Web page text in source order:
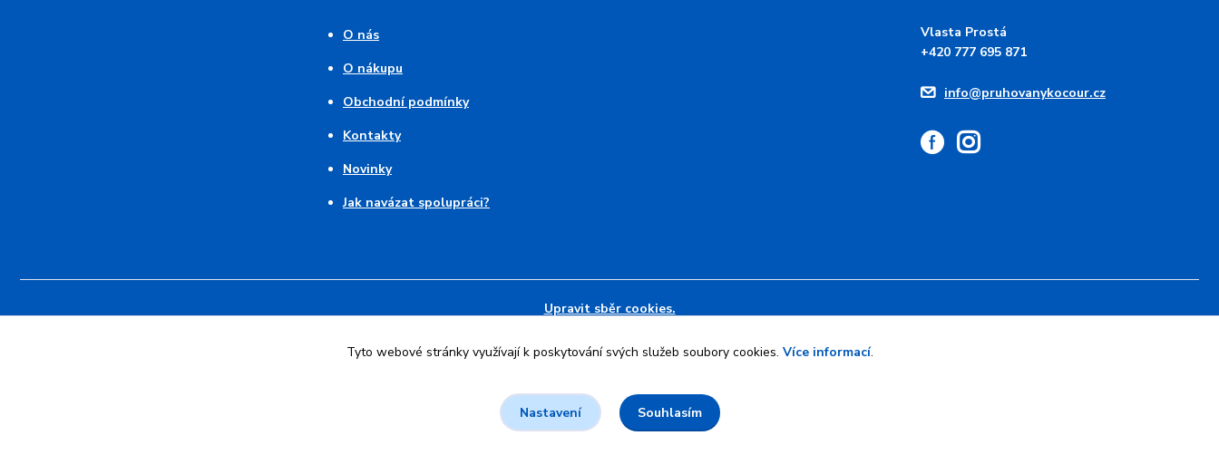
O nás
O nákupu
Obchodní podmínky
Kontakty
Novinky
Jak navázat spolupráci?
Vlasta Prostá
+420 777 695 871
info@pruhovanykocour.cz
Upravit sběr cookies.
Tyto webové stránky využívají k poskytování svých služeb soubory cookies. Více informací.
Nastavení Souhlasím